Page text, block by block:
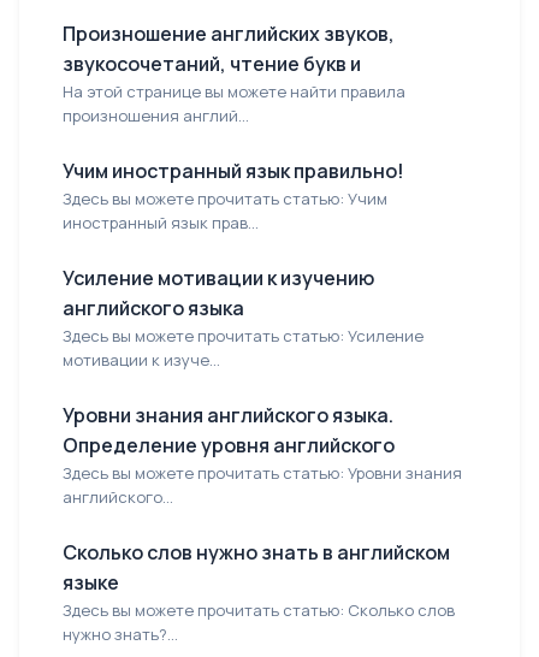
Произношение английских звуков,
звукосочетаний, чтение букв и
На этой странице вы можете найти правила
произношения англий...
Учим иностранный язык правильно!
Здесь вы можете прочитать статью: Учим
иностранный язык прав...
Усиление мотивации к изучению
английского языка
Здесь вы можете прочитать статью: Усиление
мотивации к изуче...
Уровни знания английского языка.
Определение уровня английского
Здесь вы можете прочитать статью: Уровни знания
английского...
Сколько слов нужно знать в английском
языке
Здесь вы можете прочитать статью: Сколько слов
нужно знать?...